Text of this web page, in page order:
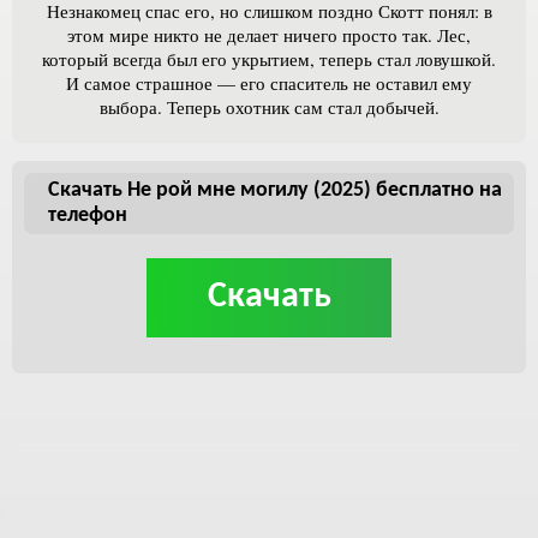
Незнакомец спас его, но слишком поздно Скотт понял: в
этом мире никто не делает ничего просто так. Лес,
который всегда был его укрытием, теперь стал ловушкой.
И самое страшное — его спаситель не оставил ему
выбора. Теперь охотник сам стал добычей.
Скачать Не рой мне могилу (2025) бесплатно на
телефон
Скачать